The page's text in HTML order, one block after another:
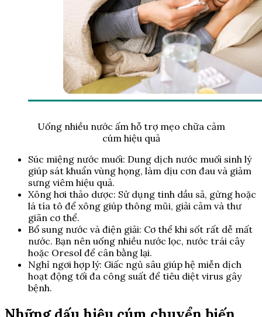
Uống nhiều nước ấm hỗ trợ mẹo chữa cảm
cúm hiệu quả
Súc miệng nước muối: Dung dịch nước muối sinh lý
giúp sát khuẩn vùng họng, làm dịu cơn đau và giảm
sưng viêm hiệu quả.
Xông hơi thảo dược: Sử dụng tinh dầu sả, gừng hoặc
lá tía tô để xông giúp thông mũi, giải cảm và thư
giãn cơ thể.
Bổ sung nước và điện giải: Cơ thể khi sốt rất dễ mất
nước. Bạn nên uống nhiều nước lọc, nước trái cây
hoặc Oresol để cân bằng lại.
Nghỉ ngơi hợp lý: Giấc ngủ sâu giúp hệ miễn dịch
hoạt động tối đa công suất để tiêu diệt virus gây
bệnh.